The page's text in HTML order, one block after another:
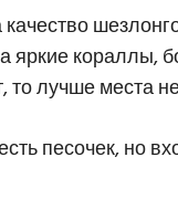
кораллы,
то лучше места
песочек, но